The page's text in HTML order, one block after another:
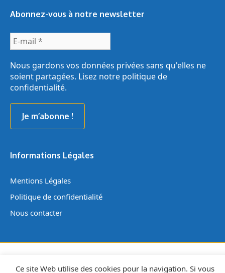
Abonnez-vous à notre newsletter
E-
mail
*Nous gardons vos données privées sans qu'elles ne
soient partagées. Lisez notre politique de
confidentialité.
Informations Légales
Mentions Légales
Politique de confidentialité
Nous contacter
© 2026 ATTAPsy - Développé avec passion par L'Atelier Déclic
Ce site Web utilise des cookies pour la navigation. Si vous